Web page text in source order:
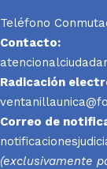
Teléfono
Contacto:
Radicación
Correo de
(exclusivamente